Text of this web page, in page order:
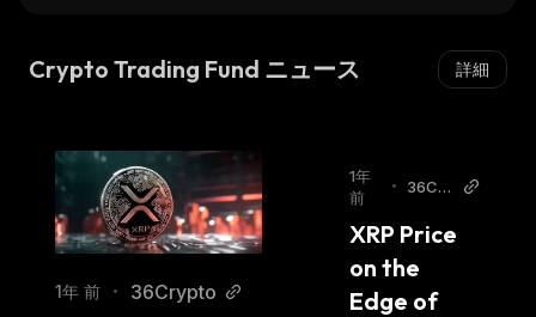
Crypto Trading Fund ニュース 詳細
1年 前 • 36Crypto
1年
前
•
36Cry
XRP Price
on the
Edge of